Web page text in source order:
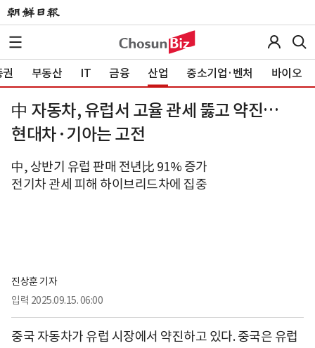
부동산 IT 금융 산업 중소기업·벤처 바이오
中 자동차, 유럽서 고율 관세 뚫고 약진…
현대차·기아는 고전
中, 상반기 유럽 판매 전년比 91% 증가
전기차 관세 피해 하이브리드차에 집중
진상훈 기자
입력 2025.09.15. 06:00
중국 자동차가 유럽 시장에서 약진하고 있다. 중국은 유럽